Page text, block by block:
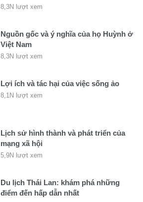
8,3N lượt xem
Nguồn gốc và ý nghĩa của họ Huỳnh ở
Việt Nam
8,3N lượt xem
Lợi ích và tác hại của việc sống ảo
8,1N lượt xem
Lịch sử hình thành và phát triển của
mạng xã hội
5,9N lượt xem
Du lịch Thái Lan: khám phá những
điểm đến hấp dẫn nhất